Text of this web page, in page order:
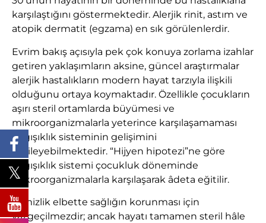
karşılaştığını göstermektedir. Alerjik rinit, astım ve
atopik dermatit (egzama) en sık görülenlerdir.
Evrim bakış açısıyla pek çok konuya zorlama izahlar
getiren yaklaşımların aksine, güncel araştırmalar
alerjik hastalıkların modern hayat tarzıyla ilişkili
olduğunu ortaya koymaktadır. Özellikle çocukların
aşırı steril ortamlarda büyümesi ve
mikroorganizmalarla yeterince karşılaşamaması
bağışıklık sisteminin gelişimini
etkileyebilmektedir. “Hijyen hipotezi”ne göre
bağışıklık sistemi çocukluk döneminde
mikroorganizmalarla karşılaşarak âdeta eğitilir.
Temizlik elbette sağlığın korunması için
vazgeçilmezdir; ancak hayatı tamamen steril hâle